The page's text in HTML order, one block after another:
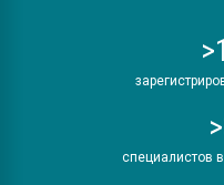
специалистов